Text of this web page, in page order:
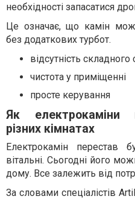
необхідності запасатися
Це означає, що камін
без додаткових турбот.
відсутність
чистота у приміщенні
просте керування
Як електрокаміни
різних кімнатах
Електрокамін
вітальні. Сьогодні його
дому. Все залежить від
За словами спеціалістів